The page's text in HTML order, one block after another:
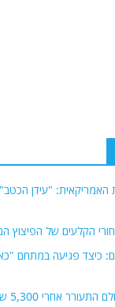
האמריקאית: "עידן
הקלעים של הפיצוץ
כיצד פגיעה במתחם
אחרי 5,300 שנה!!